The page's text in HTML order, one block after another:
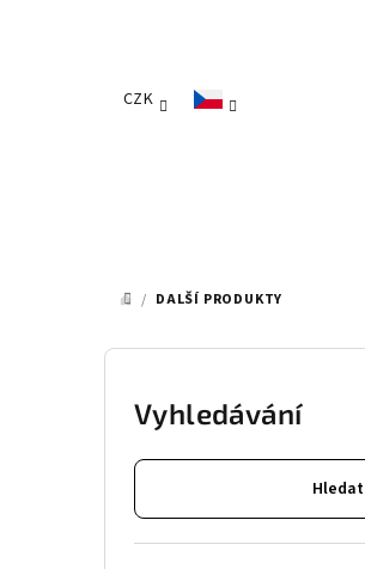
CZK
DOMŮ
/ DALŠÍ PRODUKTY
Vyhledávání
Hledat